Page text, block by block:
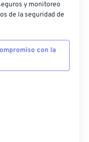
y monitoreo
de la seguridad de
con la